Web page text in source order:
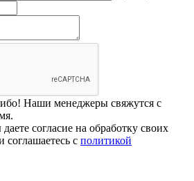
Наши менеджеры свяжутся с
согласие на обработку своих
с политикой